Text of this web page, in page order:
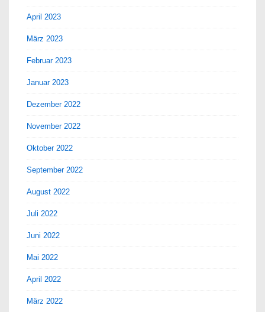
April 2023
März 2023
Februar 2023
Januar 2023
Dezember 2022
November 2022
Oktober 2022
September 2022
August 2022
Juli 2022
Juni 2022
Mai 2022
April 2022
März 2022